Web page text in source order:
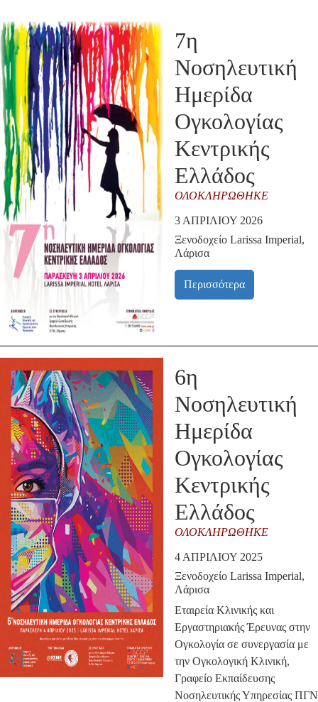
7η
Νοσηλευτική
Ημερίδα
Ογκολογίας
Κεντρικής
Ελλάδος
ΟΛΟΚΛΗΡΏΘΗΚΕ
3 ΑΠΡΙΛΊΟΥ 2026
Ξενοδοχείο Larissa Imperial,
Λάρισα
Περισσότερα
6η
Νοσηλευτική
Ημερίδα
Ογκολογίας
Κεντρικής
Ελλάδος
ΟΛΟΚΛΗΡΏΘΗΚΕ
4 ΑΠΡΙΛΊΟΥ 2025
Ξενοδοχείο Larissa Imperial,
Λάρισα
Εταιρεία Κλινικής και
Εργαστηριακής Έρευνας στην
Ογκολογία σε συνεργασία με
την Ογκολογική Κλινική,
Γραφείο Εκπαίδευσης
Νοσηλευτικής Υπηρεσίας ΠΓΝ